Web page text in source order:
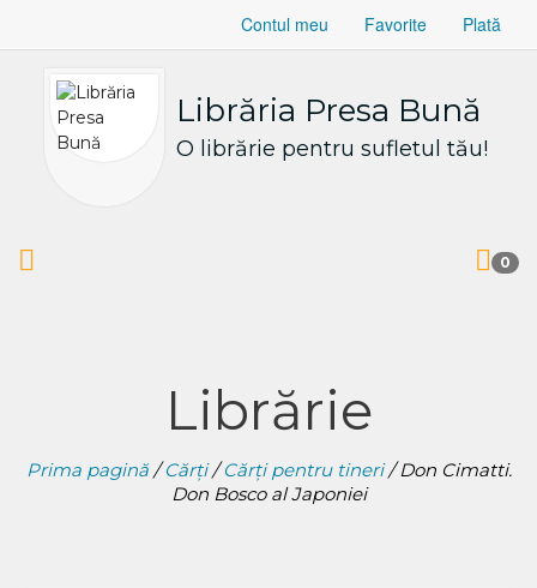
Contul meu Favorite Plată
Librăria Presa Bună
O librărie pentru sufletul tău!
0
Librărie
Prima pagină/Cărți/Cărți pentru tineri/ Don Cimatti.
Don Bosco al Japoniei